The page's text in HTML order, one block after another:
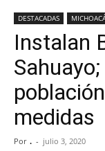
DESTACADAS
Instalan
medidas
Por . - julio 3, 2020